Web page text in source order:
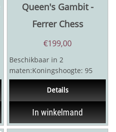
Queen's Gambit -
Ferrer Chess
€199,00
Beschikbaar in 2
maten:Koningshoogte: 95
mm / 90 mmZwart: BuxusWit:
BuxusDubbel verzwaardIn...
Details
In winkelmand